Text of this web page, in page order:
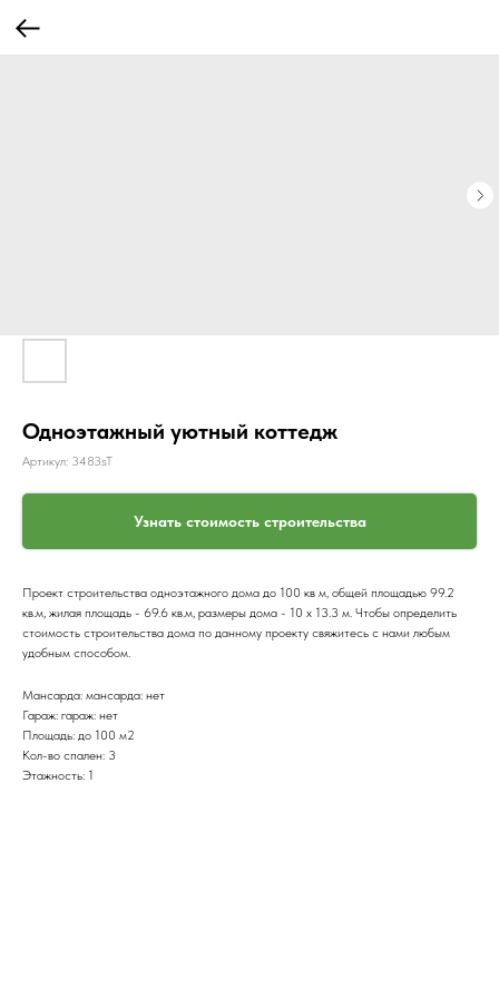
Одноэтажный уютный коттедж
Артикул: 3483sT
Узнать стоимость строительства
Проект строительства одноэтажного дома до 100 кв м, общей площадью 99.2
кв.м, жилая площадь - 69.6 кв.м, размеры дома - 10 x 13.3 м. Чтобы определить
стоимость строительства дома по данному проекту свяжитесь с нами любым
удобным способом.
Мансарда: мансарда: нет
Гараж: гараж: нет
Площадь: до 100 м2
Кол-во спален: 3
Этажность: 1